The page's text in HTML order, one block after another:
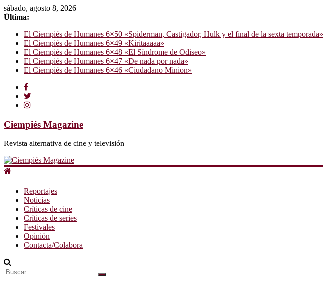
sábado, agosto 8, 2026
Última:
El Ciempiés de Humanes 6×50 «Spiderman, Castigador, Hulk y el final de la sexta temporada»
El Ciempiés de Humanes 6×49 «Kiritaaaaa»
El Ciempiés de Humanes 6×48 «El Síndrome de Odiseo»
El Ciempiés de Humanes 6×47 «De nada por nada»
El Ciempiés de Humanes 6×46 «Ciudadano Minion»
Ciempiés Magazine
Revista alternativa de cine y televisión
Reportajes
Noticias
Críticas de cine
Críticas de series
Festivales
Opinión
Contacta/Colabora